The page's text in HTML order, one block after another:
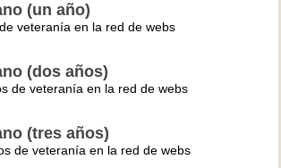
(un año)
veteranía en la red de webs
(dos años)
de veteranía en la red de webs
(tres años)
de veteranía en la red de webs